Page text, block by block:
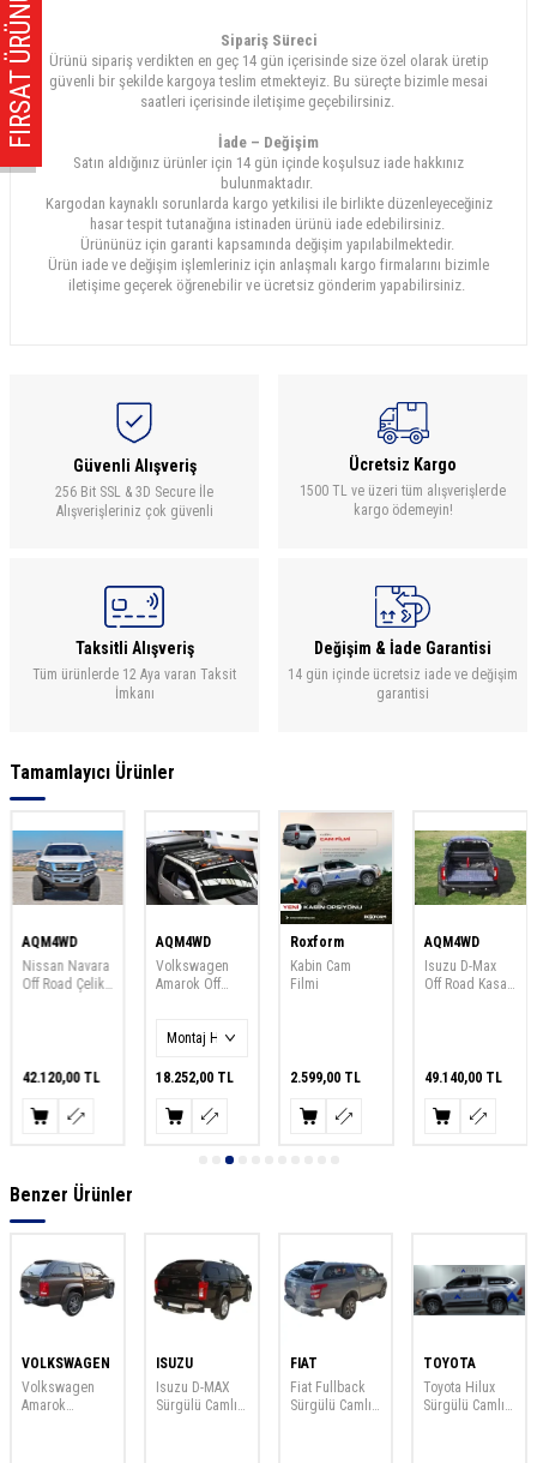
FIRSAT ÜRÜNÜ!
Sipariş Süreci
Ürünü sipariş verdikten en geç 14 gün içerisinde size özel olarak üretip
güvenli bir şekilde kargoya teslim etmekteyiz. Bu süreçte bizimle mesai
saatleri içerisinde iletişime geçebilirsiniz.
İade – Değişim
Satın aldığınız ürünler için 14 gün içinde koşulsuz iade hakkınız
bulunmaktadır.
Kargodan kaynaklı sorunlarda kargo yetkilisi ile birlikte düzenleyeceğiniz
hasar tespit tutanağına istinaden ürünü iade edebilirsiniz.
Ürününüz için garanti kapsamında değişim yapılabilmektedir.
Ürün iade ve değişim işlemleriniz için anlaşmalı kargo firmalarını bizimle
iletişime geçerek öğrenebilir ve ücretsiz gönderim yapabilirsiniz.
Güvenli Alışveriş
256 Bit SSL & 3D Secure İle
Alışverişleriniz çok güvenli
Ücretsiz Kargo
1500 TL ve üzeri tüm alışverişlerde
kargo ödemeyin!
Taksitli Alışveriş
Tüm ürünlerde 12 Aya varan Taksit
İmkanı
Değişim & İade Garantisi
14 gün içinde ücretsiz iade ve değişim
garantisi
Tamamlayıcı Ürünler
AQM4WD
Nissan Navara
Off Road Çelik
AQM-M50
42.120,00TL
AQM4WD
Volkswagen
Amarok Off
Çıtası Roof
Yıllara Uyumlu
18.252,00TL
Roxform
Kabin Cam
Filmi
2.599,00TL
AQM4WD
Isuzu D-Max
Off Road Kasa
49.140,00TL
Benzer Ürünler
VOLKSWAGEN
Volkswagen
Amarok
ISUZU
Isuzu D-MAX
Sürgülü Camlı
FIAT
Fiat Fullback
Sürgülü Camlı
TOYOTA
Toyota Hilux
Sürgülü Camlı